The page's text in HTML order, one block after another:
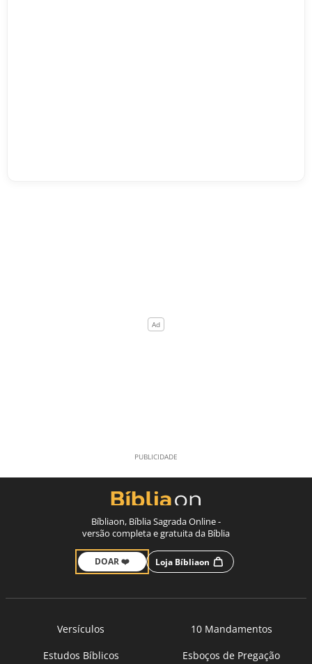
Bíbliaon, Bíblia Sagrada Online -
versão completa e gratuita da Bíblia
DOAR ❤️ Loja Bíbliaon
Versículos
10 Mandamentos
Estudos Bíblicos
Esboços de Pregação